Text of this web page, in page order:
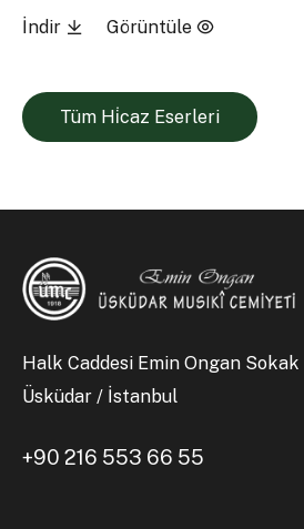
İndir Görüntüle
Tüm Hi̇caz Eserleri
Halk Caddesi Emin Ongan Sokak
Üsküdar / İstanbul
+90 216 553 66 55